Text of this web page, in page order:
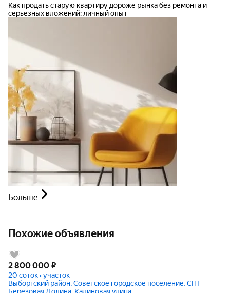
Как продать старую квартиру дороже рынка без ремонта и
серьёзных вложений: личный опыт
Больше
Похожие объявления
2 800 000 ₽
20 соток • участок
Выборгский район, Советское городское поселение, СНТ
Берёзовая Долина, Калиновая улица